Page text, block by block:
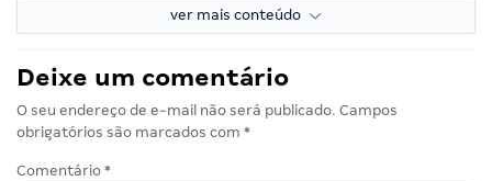
ver mais conteúdo
Deixe um comentário
O seu endereço de e-mail não será publicado. Campos
obrigatórios são marcados com *
Comentário *